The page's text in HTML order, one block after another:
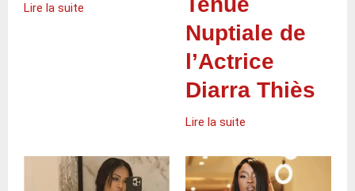
Lire la suite
Nuptiale de
l’Actrice
Diarra Thiès
Lire la suite